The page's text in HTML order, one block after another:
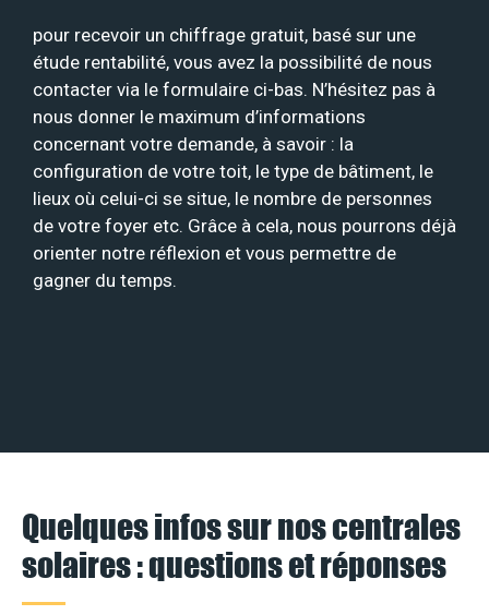
pour recevoir un chiffrage gratuit, basé sur une
étude rentabilité, vous avez la possibilité de nous
contacter via le formulaire ci-bas. N’hésitez pas à
nous donner le maximum d’informations
concernant votre demande, à savoir : la
configuration de votre toit, le type de bâtiment, le
lieux où celui-ci se situe, le nombre de personnes
de votre foyer etc. Grâce à cela, nous pourrons déjà
orienter notre réflexion et vous permettre de
gagner du temps.
Quelques infos sur nos centrales
solaires : questions et réponses